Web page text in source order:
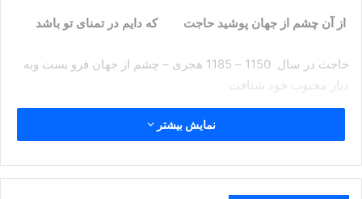
از آن چشم از جهان پوشید حاجت که دایم در تمنای تو باشد
حاجت در سال 1150 – 1185 هجری – چشم از جهان فرو بست وبه
دیار محبوب خود شتافت
نماند ناز شیرین بی خریدار اگر خسرو نباشد کوهکن
نمایش بیشتر